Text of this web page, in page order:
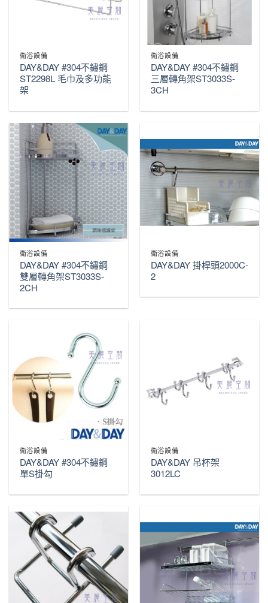
衛浴設備
DAY&DAY #304不鏽鋼
ST2298L 毛巾及多功能
架
衛浴設備
DAY&DAY #304不鏽鋼
三層轉角架ST3033S-
3CH
衛浴設備
DAY&DAY #304不鏽鋼
雙層轉角架ST3033S-
2CH
衛浴設備
DAY&DAY 掛桿頭2000C-
2
衛浴設備
DAY&DAY #304不鏽鋼
單S掛勾
衛浴設備
DAY&DAY 吊杯架
3012LC